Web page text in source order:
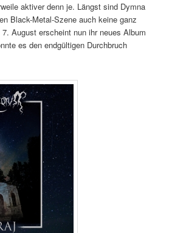
aktiver denn je. Längst sind Dymna
Black-Metal-Szene auch keine ganz
August erscheint nun ihr neues Album
es den endgültigen Durchbruch